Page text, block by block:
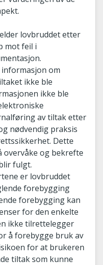
lovbruddet etter
mot feil i
om
ikke ble
ikke ble
av tiltak etter
nødvendig praksis
Dette
overvåke og bekrefte
fulgt.
er lovbruddet
forebygging
forebygging kan
for den enkelte
ikke tilrettelegger
å forebygge bruk av
for at brukeren
tiltak som kunne